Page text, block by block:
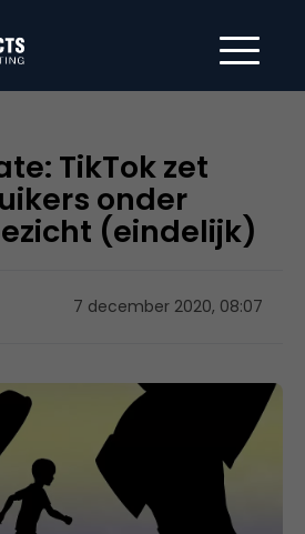
TikTok zet
onder
(eindelijk)
7 december 2020, 08:07